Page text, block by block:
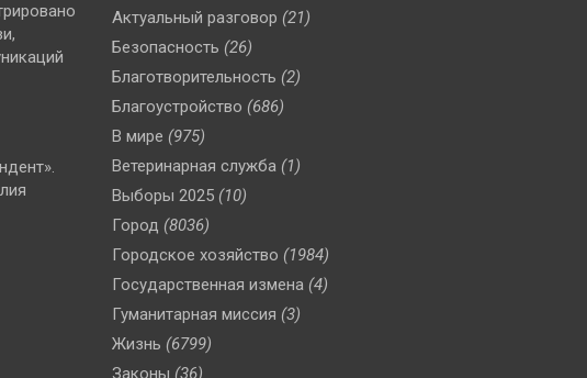
Актуальный разговор (21)
Безопасность (26)
Благотворительность (2)
Благоустройство (686)
В мире (975)
Ветеринарная служба (1)
Выборы 2025 (10)
Город (8036)
Городское хозяйство (1984)
Государственная измена (4)
Гуманитарная миссия (3)
Жизнь (6799)
Законы (36)